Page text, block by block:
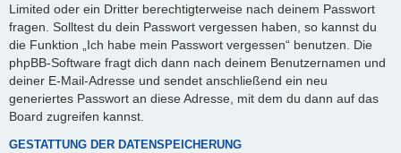
Limited oder ein Dritter berechtigterweise nach deinem Passwort
fragen. Solltest du dein Passwort vergessen haben, so kannst du
die Funktion „Ich habe mein Passwort vergessen“ benutzen. Die
phpBB-Software fragt dich dann nach deinem Benutzernamen und
deiner E-Mail-Adresse und sendet anschließend ein neu
generiertes Passwort an diese Adresse, mit dem du dann auf das
Board zugreifen kannst.
GESTATTUNG DER DATENSPEICHERUNG